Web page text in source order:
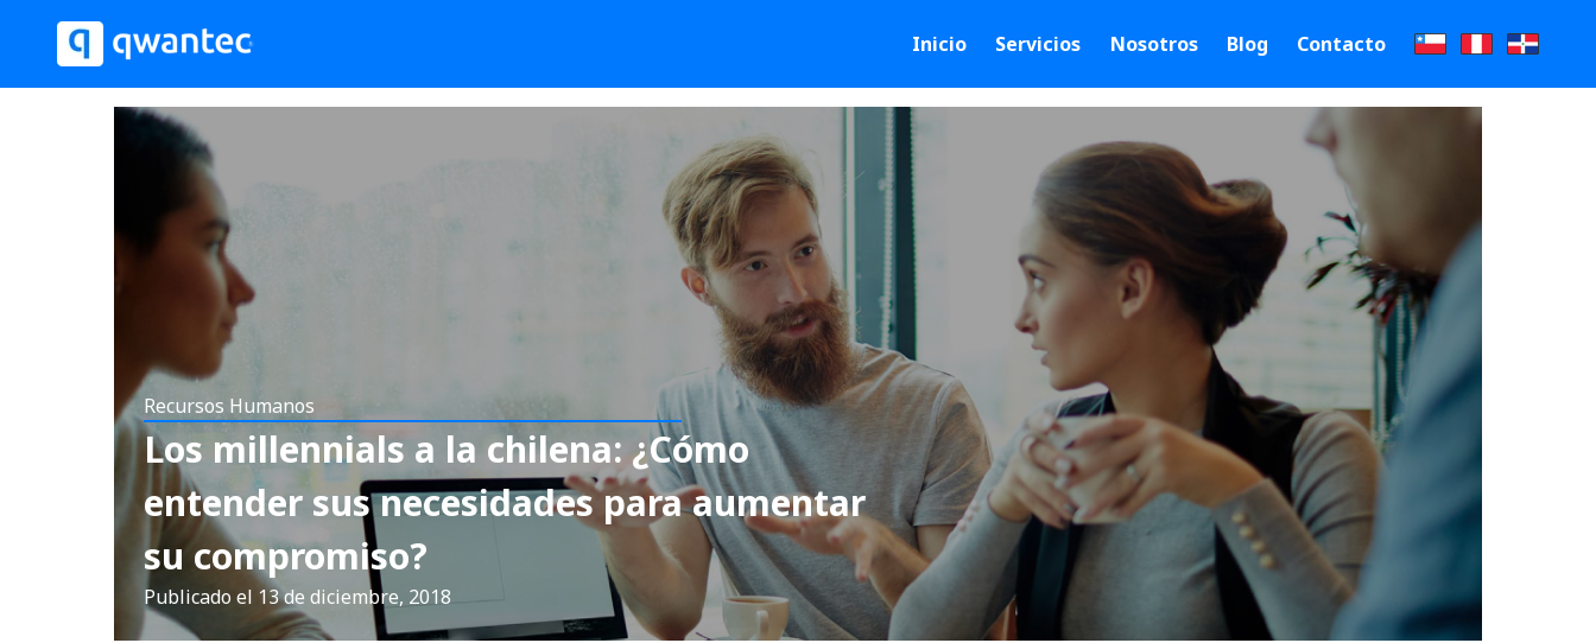
Inicio Servicios Nosotros Blog Contacto
Recursos Humanos
Los millennials a la chilena: ¿Cómo
entender sus necesidades para aumentar
su compromiso?
Publicado el 13 de diciembre, 2018